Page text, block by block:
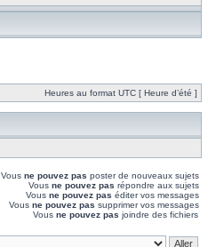
Heures au format UTC [ Heure d’été ]
Vous ne pouvez pas poster de nouveaux sujets
Vous ne pouvez pas répondre aux sujets
Vous ne pouvez pas éditer vos messages
Vous ne pouvez pas supprimer vos messages
Vous ne pouvez pas joindre des fichiers